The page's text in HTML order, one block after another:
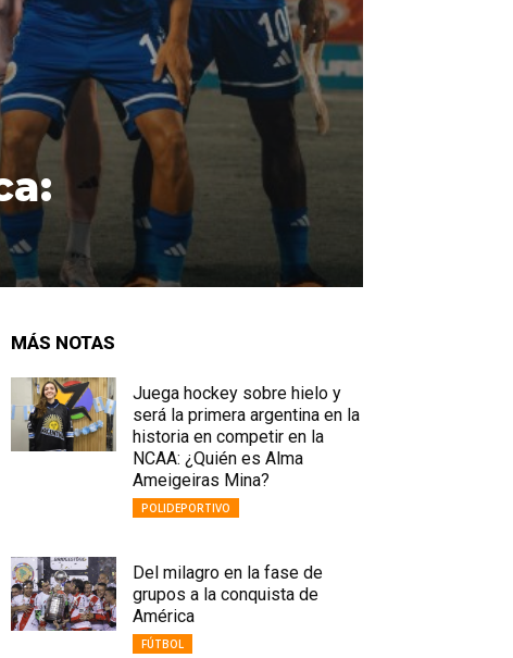
MÁS NOTAS
Juega hockey sobre hielo y
será la primera argentina en la
historia en competir en la
NCAA: ¿Quién es Alma
Ameigeiras Mina?
POLIDEPORTIVO
Del milagro en la fase de
grupos a la conquista de
América
FÚTBOL